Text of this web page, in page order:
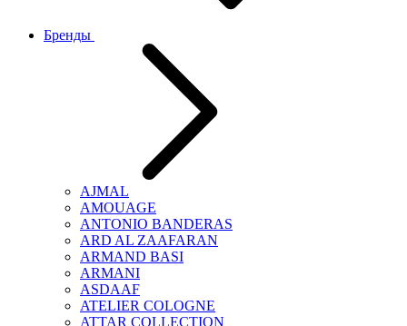
Бренды
AJMAL
AMOUAGE
ANTONIO BANDERAS
ARD AL ZAAFARAN
ARMAND BASI
ARMANI
ASDAAF
ATELIER COLOGNE
ATTAR COLLECTION